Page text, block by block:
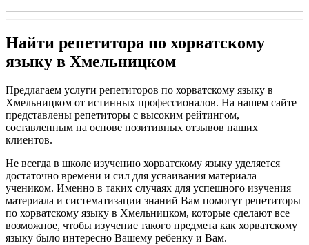
Найти репетитора по хорватскому
языку в Хмельницком
Предлагаем услуги репетиторов по хорватскому языку в
Хмельницком от истинных профессионалов. На нашем сайте
представлены репетиторы с высоким рейтингом,
составленным на основе позитивных отзывов наших
клиентов.
Не всегда в школе изучению хорватскому языку уделяется
достаточно времени и сил для усваивания материала
учеником. Именно в таких случаях для успешного изучения
материала и систематизации знаний Вам помогут репетиторы
по хорватскому языку в Хмельницком, которые сделают все
возможное, чтобы изучение такого предмета как хорватскому
языку было интересно Вашему ребенку и Вам.